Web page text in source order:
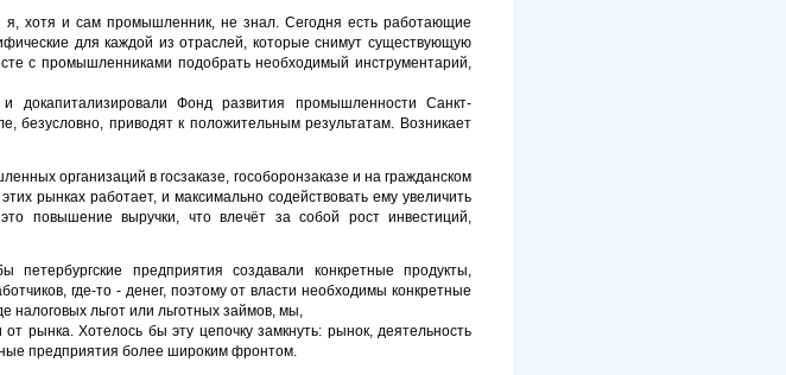
хотя и сам промышленник, не знал. Сегодня есть работающие
для каждой из отраслей, которые снимут существующую
с промышленниками подобрать необходимый инструментарий,
и докапитализировали Фонд развития промышленности Санкт-
безусловно, приводят к положительным результатам. Возникает
организаций в госзаказе, гособоронзаказе и на гражданском
рынках работает, и максимально содействовать ему увеличить
повышение выручки, что влечёт за собой рост инвестиций,
предприятия создавали конкретные продукты,
где-то - денег, поэтому от власти необходимы конкретные
налоговых льгот или льготных займов, мы,
рынка. Хотелось бы эту цепочку замкнуть: рынок, деятельность
предприятия более широким фронтом.